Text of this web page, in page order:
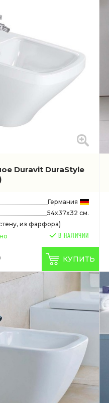
Duravit DuraStyle
Германия
54x37x32 см.
из фарфора)
В НАЛИЧИИ
КУПИТЬ